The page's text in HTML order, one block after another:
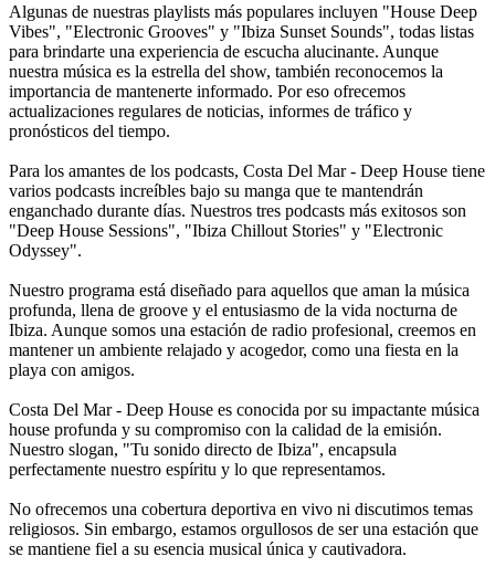
Algunas de nuestras playlists más populares incluyen "House Deep
Vibes", "Electronic Grooves" y "Ibiza Sunset Sounds", todas listas
para brindarte una experiencia de escucha alucinante. Aunque
nuestra música es la estrella del show, también reconocemos la
importancia de mantenerte informado. Por eso ofrecemos
actualizaciones regulares de noticias, informes de tráfico y
pronósticos del tiempo.
Para los amantes de los podcasts, Costa Del Mar - Deep House tiene
varios podcasts increíbles bajo su manga que te mantendrán
enganchado durante días. Nuestros tres podcasts más exitosos son
"Deep House Sessions", "Ibiza Chillout Stories" y "Electronic
Odyssey".
Nuestro programa está diseñado para aquellos que aman la música
profunda, llena de groove y el entusiasmo de la vida nocturna de
Ibiza. Aunque somos una estación de radio profesional, creemos en
mantener un ambiente relajado y acogedor, como una fiesta en la
playa con amigos.
Costa Del Mar - Deep House es conocida por su impactante música
house profunda y su compromiso con la calidad de la emisión.
Nuestro slogan, "Tu sonido directo de Ibiza", encapsula
perfectamente nuestro espíritu y lo que representamos.
No ofrecemos una cobertura deportiva en vivo ni discutimos temas
religiosos. Sin embargo, estamos orgullosos de ser una estación que
se mantiene fiel a su esencia musical única y cautivadora.